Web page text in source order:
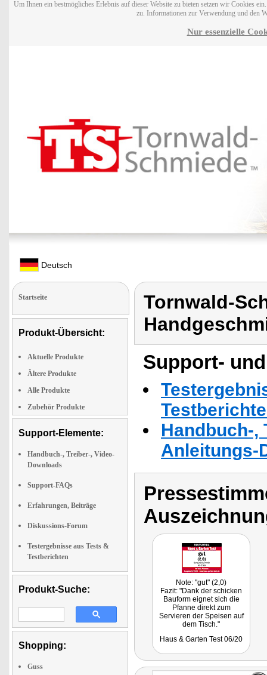
Um Ihnen ein bestmögliches Erlebnis auf dieser Website zu bieten setzen wir Cookies
zu. Informationen zur Verwendung und den
Nur essenzielle
Deutsch
Startseite
Produkt-Übersicht:
Aktuelle Produkte
Ältere Produkte
Alle Produkte
Zubehör Produkte
Support-Elemente:
Handbuch-, Treiber-, Video-
Downloads
Support-FAQs
Erfahrungen, Beiträge
Diskussions-Forum
Testergebnisse aus Tests &
Testberichten
Produkt-Suche:
Shopping:
Guss
Tornwald-
Support-
Handbuch-,
Anleitungs-
Note: "gut" (2,0)
Fazit: "Dank der schicken
Bauform eignet sich die
Pfanne direkt zum
Servieren der Speisen auf
dem Tisch."
Haus & Garten Test 06/20